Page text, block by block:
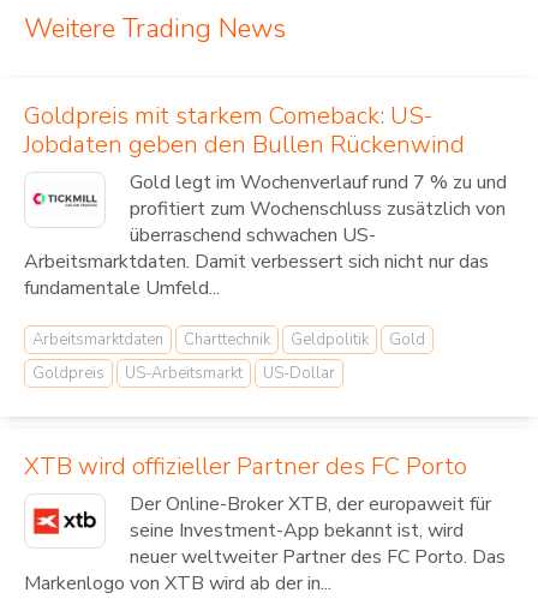
Weitere Trading News
Goldpreis mit starkem Comeback: US-
Jobdaten geben den Bullen Rückenwind
Gold legt im Wochenverlauf rund 7 % zu und
profitiert zum Wochenschluss zusätzlich von
überraschend schwachen US-
Arbeitsmarktdaten. Damit verbessert sich nicht nur das
fundamentale Umfeld...
Arbeitsmarktdaten Charttechnik Geldpolitik
Gold
Goldpreis
US-Arbeitsmarkt US-Dollar
XTB wird offizieller Partner des FC Porto
Der Online-Broker XTB, der europaweit für
seine Investment-App bekannt ist, wird
neuer weltweiter Partner des FC Porto. Das
Markenlogo von XTB wird ab der in...